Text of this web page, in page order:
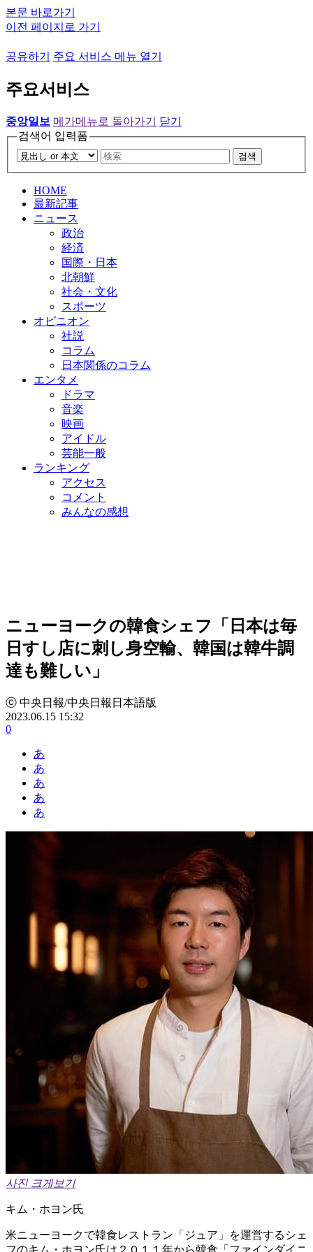
본문 바로가기
이전 페이지로 가기
공유하기 주요 서비스 메뉴 열기
주요서비스
중앙일보 메가메뉴로 돌아가기
닫기
검색어 입력폼
검색
HOME
最新記事
ニュース
政治
経済
国際・日本
北朝鮮
社会・文化
スポーツ
オピニオン
社説
コラム
日本関係のコラム
エンタメ
ドラマ
音楽
映画
アイドル
芸能一般
ランキング
アクセス
コメント
みんなの感想
ニューヨークの韓食シェフ「日本は毎
日すし店に刺し身空輸、韓国は韓牛調
達も難しい」
ⓒ 中央日報/中央日報日本語版
2023.06.15 15:32
0
あ
あ
あ
あ
あ
사진 크게보기
キム・ホヨン氏
米ニューヨークで韓食レストラン「ジュア」を運営するシェ
フのキム・ホヨン氏は２０１１年から韓食「ファインダイニ